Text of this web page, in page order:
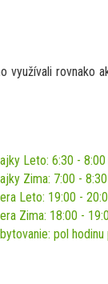
rovnako
Leto: 6:30 - 8:00
Zima: 7:00 - 8:30
Leto: 19:00 -
Zima: 18:00 -
pol